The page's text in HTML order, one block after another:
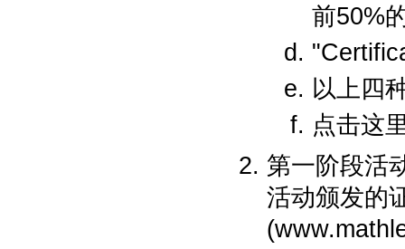
前50%
以上四
点击这
第一阶段活
活动颁发的